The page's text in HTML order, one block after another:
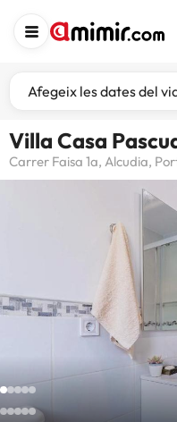
Afegeix les dates del
Villa Casa
Carrer Faisa 1a, Alcudia,